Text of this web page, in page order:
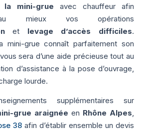
mini-grue avec chauffeur afin
au mieux vos opérations
et levage d’accès difficiles.
mini-grue connaît parfaitement son
sera d’une aide précieuse tout au
d’assistance à la pose d’ouvrage,
lourde.
supplémentaires sur
grue araignée en Rhône Alpes,
38 afin d’établir ensemble un devis